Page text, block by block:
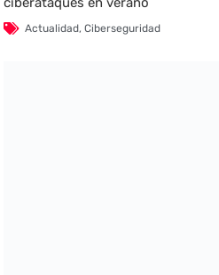
Actualidad,Ciberseguridad